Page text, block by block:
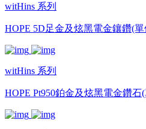
witHins 系列
HOPE 5D足金及炫黑電金鑲鑽(
witHins 系列
HOPE Pt950鉑金及炫黑電金鑽石